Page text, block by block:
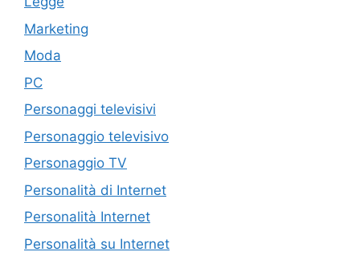
Marketing
Moda
PC
Personaggi televisivi
Personaggio televisivo
Personaggio TV
Personalità di Internet
Personalità Internet
Personalità su Internet